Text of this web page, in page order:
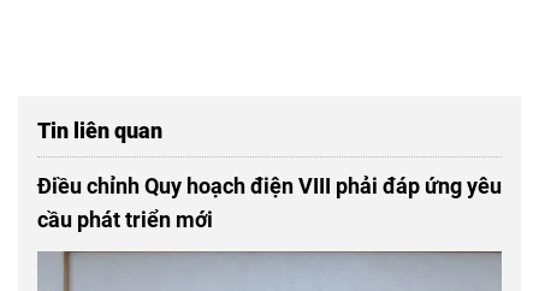
Tin liên quan
Điều chỉnh Quy hoạch điện VIII phải đáp ứng yêu
cầu phát triển mới